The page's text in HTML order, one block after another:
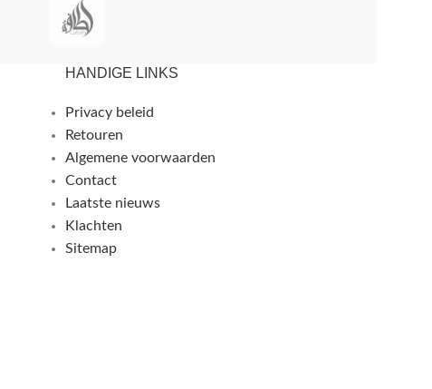
HANDIGE LINKS
Privacy beleid
Retouren
Algemene voorwaarden
Contact
Laatste nieuws
Klachten
Sitemap